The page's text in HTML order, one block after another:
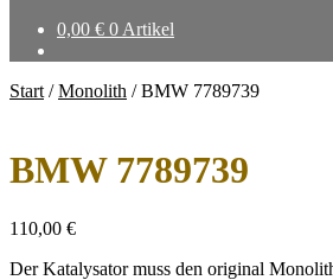
0,00 € 0 Artikel
Start /Monolith /BMW 7789739
BMW 7789739
110,00 €
Der Katalysator muss den original